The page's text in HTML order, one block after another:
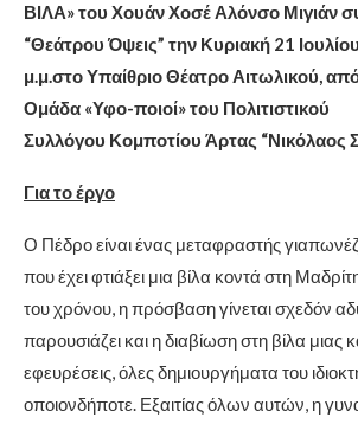
ΒΙΛΑ» του Χουάν Χοσέ Αλόνσο Μιγιάν
“Θεάτρου Όψεις” την Κυριακή 21
μ.μ.στο Υπαίθριο Θέατρο Αιτωλικού,
Ομάδα «Υφο-ποιοί» του Πολιτιστικού
Συλλόγου Κομποτίου Άρτας “Νικόλαος
Για το έργο
Ο Πέδρο είναι ένας μεταφραστής
που έχει φτιάξει μια βίλα κοντά στη
του χρόνου, η πρόσβαση γίνεται σχεδόν
παρουσιάζει και η διαβίωση στη βίλα μιας
εφευρέσεις, όλες δημιουργήματα του
οποιονδήποτε. Εξαιτίας όλων αυτών, η